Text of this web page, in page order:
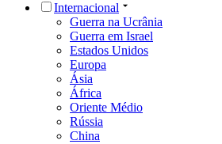
Internacional
Guerra na Ucrânia
Guerra em Israel
Estados Unidos
Europa
Ásia
África
Oriente Médio
Rússia
China